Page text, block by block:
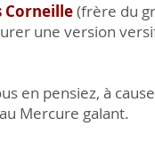
Corneille(frère du
une version
en pensiez, à
Mercure galant.